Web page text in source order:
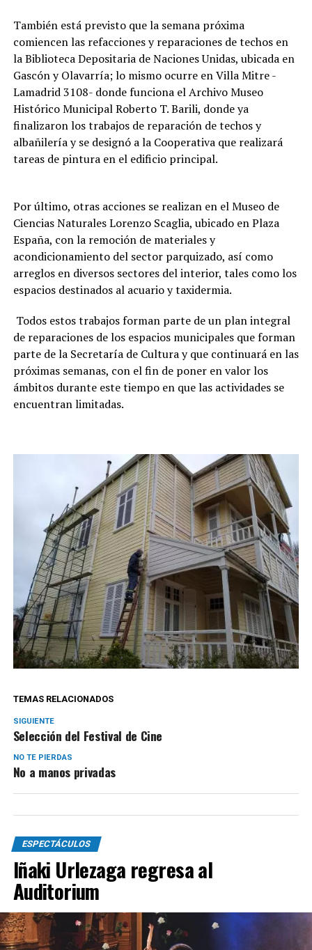
También está previsto que la semana próxima
comiencen las refacciones y reparaciones de techos en
la Biblioteca Depositaria de Naciones Unidas, ubicada en
Gascón y Olavarría; lo mismo ocurre en Villa Mitre -
Lamadrid 3108- donde funciona el Archivo Museo
Histórico Municipal Roberto T. Barili, donde ya
finalizaron los trabajos de reparación de techos y
albañilería y se designó a la Cooperativa que realizará
tareas de pintura en el edificio principal.
Por último, otras acciones se realizan en el Museo de
Ciencias Naturales Lorenzo Scaglia, ubicado en Plaza
España, con la remoción de materiales y
acondicionamiento del sector parquizado, así como
arreglos en diversos sectores del interior, tales como los
espacios destinados al acuario y taxidermia.
Todos estos trabajos forman parte de un plan integral
de reparaciones de los espacios municipales que forman
parte de la Secretaría de Cultura y que continuará en las
próximas semanas, con el fin de poner en valor los
ámbitos durante este tiempo en que las actividades se
encuentran limitadas.
TEMAS RELACIONADOS
SIGUIENTE
Selección del Festival de Cine
NO TE PIERDAS
No a manos privadas
ESPECTÁCULOS
Iñaki Urlezaga regresa al
Auditorium